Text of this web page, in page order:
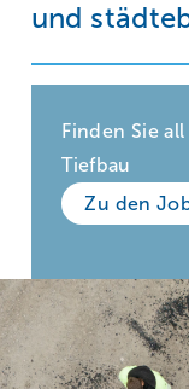
und
Finden Sie
Tiefbau
Zu den